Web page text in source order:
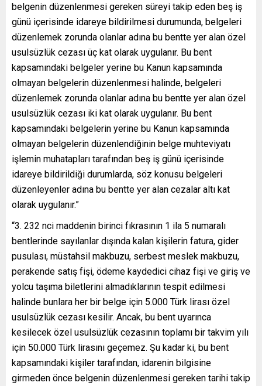
belgenin düzenlenmesi gereken süreyi takip eden beş iş
günü içerisinde idareye bildirilmesi durumunda, belgeleri
düzenlemek zorunda olanlar adına bu bentte yer alan özel
usulsüzlük cezası üç kat olarak uygulanır. Bu bent
kapsamındaki belgeler yerine bu Kanun kapsamında
olmayan belgelerin düzenlenmesi halinde, belgeleri
düzenlemek zorunda olanlar adına bu bentte yer alan özel
usulsüzlük cezası iki kat olarak uygulanır. Bu bent
kapsamındaki belgelerin yerine bu Kanun kapsamında
olmayan belgelerin düzenlendiğinin belge muhteviyatı
işlemin muhatapları tarafından beş iş günü içerisinde
idareye bildirildiği durumlarda, söz konusu belgeleri
düzenleyenler adına bu bentte yer alan cezalar altı kat
olarak uygulanır.”
“3. 232 nci maddenin birinci fıkrasının 1 ila 5 numaralı
bentlerinde sayılanlar dışında kalan kişilerin fatura, gider
pusulası, müstahsil makbuzu, serbest meslek makbuzu,
perakende satış fişi, ödeme kaydedici cihaz fişi ve giriş ve
yolcu taşıma biletlerini almadıklarının tespit edilmesi
halinde bunlara her bir belge için 5.000 Türk lirası özel
usulsüzlük cezası kesilir. Ancak, bu bent uyarınca
kesilecek özel usulsüzlük cezasının toplamı bir takvim yılı
için 50.000 Türk lirasını geçemez. Şu kadar ki, bu bent
kapsamındaki kişiler tarafından, idarenin bilgisine
girmeden önce belgenin düzenlenmesi gereken tarihi takip